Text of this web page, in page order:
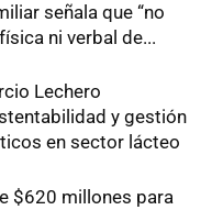
señala que “no
ni verbal de...
Lechero
y gestión
en sector lácteo
$620 millones para